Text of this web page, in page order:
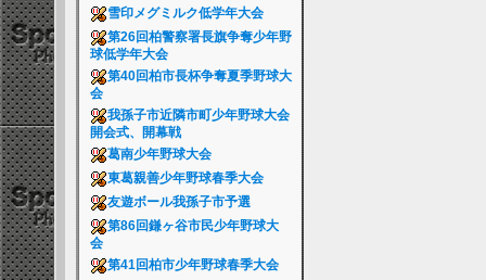
雪印メグミルク低学年大会
第26回柏警察署長旗争奪少年野
球低学年大会
第40回柏市長杯争奪夏季野球大
会
我孫子市近隣市町少年野球大会
開会式、開幕戦
葛南少年野球大会
東葛親善少年野球春季大会
友遊ボール我孫子市予選
第86回鎌ヶ谷市民少年野球大
会
第41回柏市少年野球春季大会